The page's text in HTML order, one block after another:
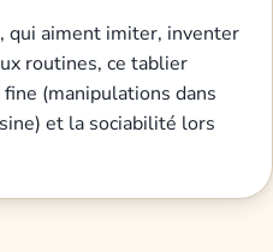
qui aiment imiter, inventer
routines, ce tablier
(manipulations dans
et la sociabilité lors